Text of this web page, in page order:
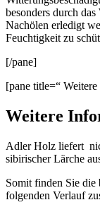
besonders durch
Nachölen erledigt
Feuchtigkeit zu
[/pane]
[pane title=“
Weitere
Adler Holz liefert
sibirischer Lärche
Somit finden Sie die
folgenden Verlauf